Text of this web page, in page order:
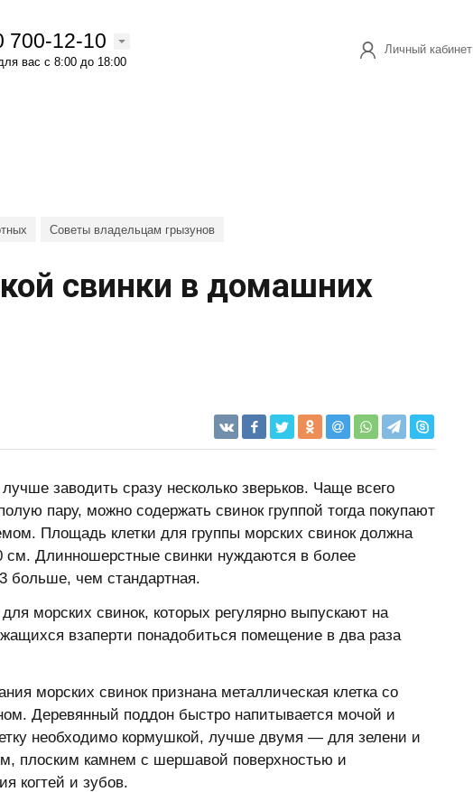
700-12-10
вас с 8:00 до 18:00
Личный кабинет
Советы владельцам грызунов
свинки в домашних
заводить сразу несколько зверьков. Чаще всего
пару, можно содержать свинок группой тогда покупают
Площадь клетки для группы морских свинок должна
Длинношерстные свинки нуждаются в более
больше, чем стандартная.
морских свинок, которых регулярно выпускают на
взаперти понадобиться помещение в два раза
морских свинок признана металлическая клетка со
Деревянный поддон быстро напитывается мочой и
необходимо кормушкой, лучше двумя — для зелени и
плоским камнем с шершавой поверхностью и
когтей и зубов.